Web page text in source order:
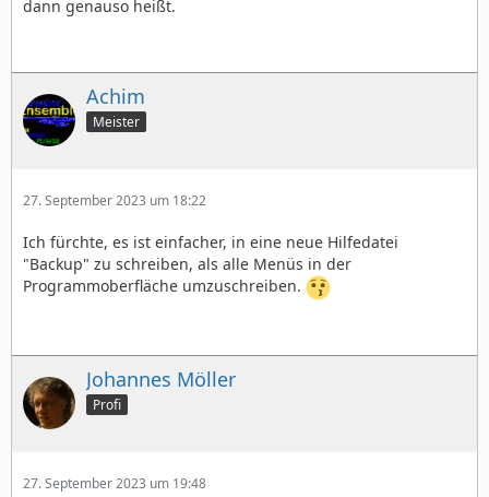
dann genauso heißt.
Achim
Meister
27. September 2023 um 18:22
Ich fürchte, es ist einfacher, in eine neue Hilfedatei
"Backup" zu schreiben, als alle Menüs in der
Programmoberfläche umzuschreiben.
Johannes Möller
Profi
27. September 2023 um 19:48